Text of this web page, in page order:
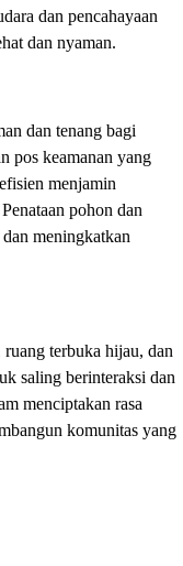
dan pencahayaan
dan nyaman.
dan tenang bagi
pos keamanan yang
menjamin
pohon dan
meningkatkan
terbuka hijau, dan
saling berinteraksi dan
menciptakan rasa
komunitas yang